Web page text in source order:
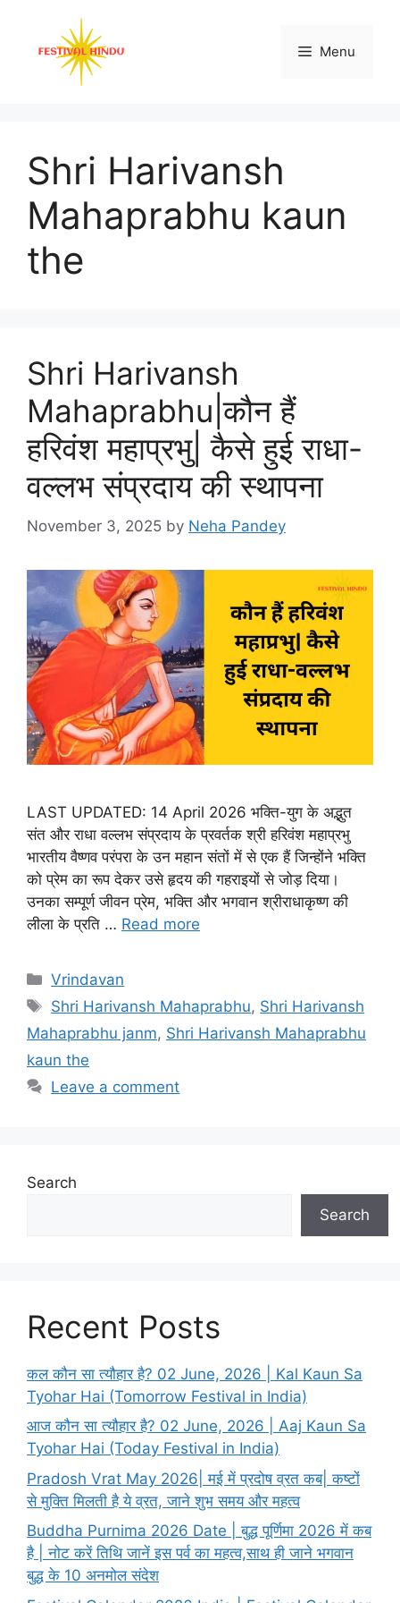
content
Menu
Shri Harivansh
Mahaprabhu kaun
the
Shri Harivansh
Mahaprabhu|कौन हैं
हरिवंश महाप्रभु| कैसे हुई राधा-
वल्लभ संप्रदाय की स्थापना
November 3, 2025 by Neha Pandey
LAST UPDATED: 14 April 2026 भक्ति-युग के अद्भुत
संत और राधा वल्लभ संप्रदाय के प्रवर्तक श्री हरिवंश महाप्रभु
भारतीय वैष्णव परंपरा के उन महान संतों में से एक हैं जिन्होंने भक्ति
को प्रेम का रूप देकर उसे हृदय की गहराइयों से जोड़ दिया।
उनका सम्पूर्ण जीवन प्रेम, भक्ति और भगवान श्रीराधाकृष्ण की
लीला के प्रति … Read more
C
a
e
g
o
s
Vrindavan
T
a
s
Shri Harivansh Mahaprabhu, Shri Harivansh
Mahaprabhu janm, Shri Harivansh Mahaprabhu
kaun the
Leave a comment
Search
Search
Recent Posts
कल कौन सा त्यौहार है? 02 June, 2026 | Kal Kaun Sa
Tyohar Hai (Tomorrow Festival in India)
आज कौन सा त्यौहार है? 02 June, 2026 | Aaj Kaun Sa
Tyohar Hai (Today Festival in India)
Pradosh Vrat May 2026| मई में प्रदोष व्रत कब| कष्टों
से मुक्ति मिलती है ये व्रत, जाने शुभ समय और महत्व
Buddha Purnima 2026 Date | बुद्ध पूर्णिमा 2026 में कब
है | नोट करें तिथि जानें इस पर्व का महत्व,साथ ही जाने भगवान
बुद्ध के 10 अनमोल संदेश